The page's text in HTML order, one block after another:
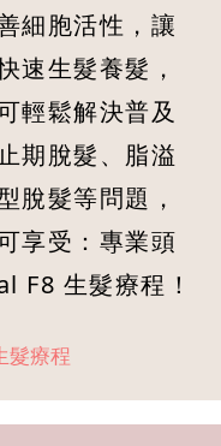
細胞活性，讓
速生髮養髮，
輕鬆解決普及
期脫髮、脂溢
脫髮等問題，
享受：專業頭
F8 生髮療程！
髮療程